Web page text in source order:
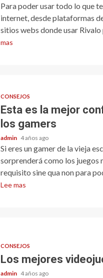
Para poder usar todo lo que
internet, desde plataformas
sitios webs donde usar Rivalo
mas
CONSEJOS
Esta es la mejor
los gamers
admin 4 años ago
Si eres un gamer de la vieja
sorprenderá como los juegos
requisito sine qua non para
Lee mas
CONSEJOS
Los mejores
admin 4 años ago